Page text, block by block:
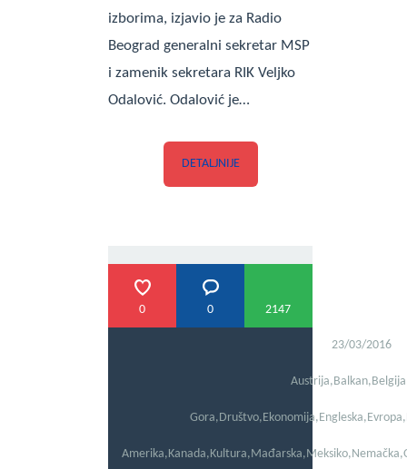
izborima, izjavio je za Radio
Beograd generalni sekretar MSP
i zamenik sekretara RIK Veljko
Odalović. Odalović je…
DETALJNIJE
0 0 2147
23/03/2016
Austrija, Balkan, Belgija
Gora, Društvo, Ekonomija, Engleska, Evropa,
Amerika, Kanada, Kultura, Mađarska, Meksiko, Nemačka,